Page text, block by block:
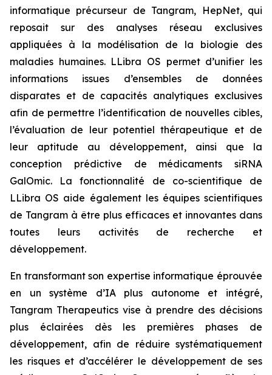
informatique précurseur de Tangram, HepNet, qui
reposait sur des analyses réseau exclusives
appliquées à la modélisation de la biologie des
maladies humaines. LLibra OS permet d’unifier les
informations issues d’ensembles de données
disparates et de capacités analytiques exclusives
afin de permettre l’identification de nouvelles cibles,
l’évaluation de leur potentiel thérapeutique et de
leur aptitude au développement, ainsi que la
conception prédictive de médicaments siRNA
GalOmic. La fonctionnalité de co-scientifique de
LLibra OS aide également les équipes scientifiques
de Tangram à être plus efficaces et innovantes dans
toutes leurs activités de recherche et
développement.
En transformant son expertise informatique éprouvée
en un système d’IA plus autonome et intégré,
Tangram Therapeutics vise à prendre des décisions
plus éclairées dès les premières phases de
développement, afin de réduire systématiquement
les risques et d’accélérer le développement de ses